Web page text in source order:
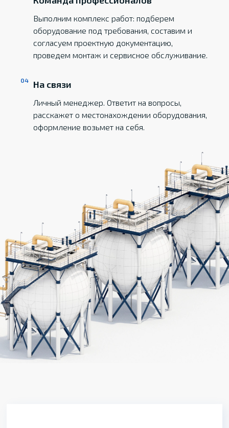
Выполним комплекс работ: подберем
оборудование под требования, составим и
согласуем проектную документацию,
проведем монтаж и сервисное обслуживание.
На связи
Личный менеджер. Ответит на вопросы,
расскажет о местонахождении оборудования,
оформление возьмет на себя.